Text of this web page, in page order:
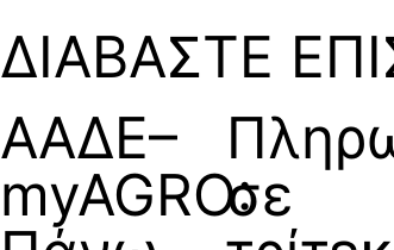
ΔΙΑΒΑΣΤΕ
ΑΑΔΕ–
myAGRO:σε